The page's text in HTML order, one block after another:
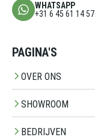
WHATSAPP
+31 6 45 61 14 57
PAGINA'S
OVER ONS
SHOWROOM
BEDRIJVEN